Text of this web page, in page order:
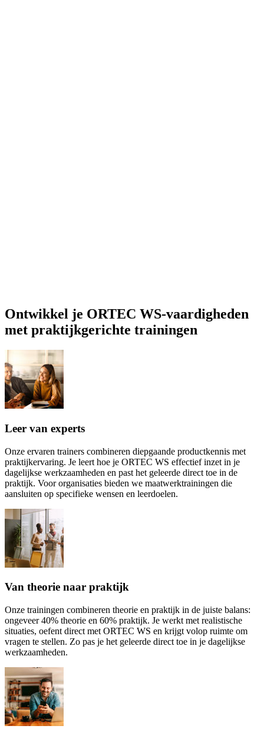
Ontwikkel je ORTEC WS-vaardigheden
met praktijkgerichte trainingen
Leer van experts
Onze ervaren trainers combineren diepgaande productkennis met
praktijkervaring. Je leert hoe je ORTEC WS effectief inzet in je
dagelijkse werkzaamheden en past het geleerde direct toe in de
praktijk. Voor organisaties bieden we maatwerktrainingen die
aansluiten op specifieke wensen en leerdoelen.
Van theorie naar praktijk
Onze trainingen combineren theorie en praktijk in de juiste balans:
ongeveer 40% theorie en 60% praktijk. Je werkt met realistische
situaties, oefent direct met ORTEC WS en krijgt volop ruimte om
vragen te stellen. Zo pas je het geleerde direct toe in je dagelijkse
werkzaamheden.